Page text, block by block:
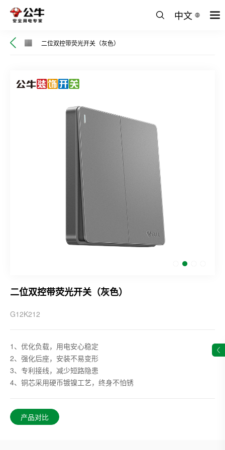
中文
二位双控带荧光开关（灰色）
二位双控带荧光开关（灰色）
G12K212
1、优化负载，用电安心稳定
2、强化后座，安装不易变形
3、专利接线，减少短路隐患
4、铜芯采用硬币镀镍工艺，终身不怕锈
产品对比